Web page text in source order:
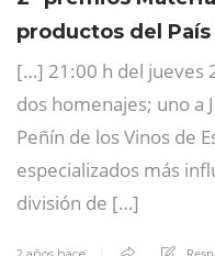
productos del País
[…] 21:00 h del jueves
dos homenajes; uno a
Peñín de los Vinos de
especializados más
división de […]